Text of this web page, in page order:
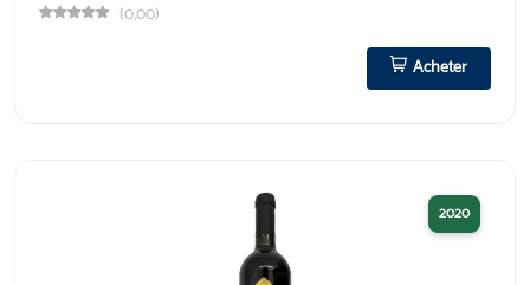
(0,00)
Acheter
2020